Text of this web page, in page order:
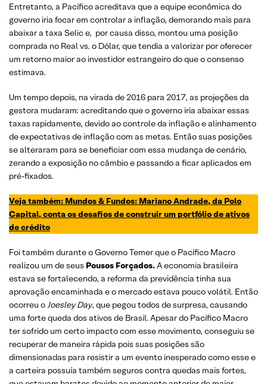
Entretanto, a Pacífico acreditava que a equipe econômica do
governo iria focar em controlar a inflação, demorando mais para
abaixar a taxa Selic e, por causa disso, montou uma posição
comprada no Real vs. o Dólar, que tendia a valorizar por oferecer
um retorno maior ao investidor estrangeiro do que o consenso
estimava.
Um tempo depois, na virada de 2016 para 2017, as projeções da
gestora mudaram: acreditando que o governo iria abaixar essas
taxas rapidamente, devido ao controle da inflação e alinhamento
de expectativas de inflação com as metas. Então suas posições
se alteraram para se beneficiar com essa mudança de cenário,
zerando a exposição no câmbio e passando a ficar aplicados em
pré-fixados.
Veja também: Mundos & Fundos: Mariano Andrade, da Polo
Capital, conta os desafios de construir um portfólio de ativos
de crédito
Foi também durante o Governo Temer que o Pacífico Macro
realizou um de seus Pousos Forçados.A economia brasileira
estava se fortalecendo, a reforma da previdência tinha sua
aprovação encaminhada e o mercado estava pouco volátil. Então
ocorreu oJoesley Day, que pegou todos de surpresa, causando
uma forte queda dos ativos de Brasil. Apesar do Pacífico Macro
ter sofrido um certo impacto com esse movimento, conseguiu se
recuperar de maneira rápida pois suas posições são
dimensionadas para resistir a um evento inesperado como esse e
a carteira possuía também seguros contra quedas mais fortes,